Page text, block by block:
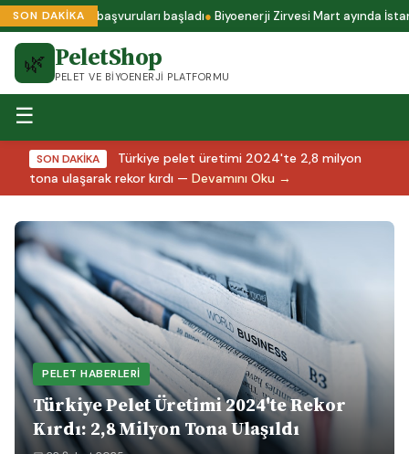
SON DAKİKA
A1 sertifika başvuruları başladı Biyoenerji Zirvesi Mart ayında
🌿 PeletShop
PELET VE BIYOENERJI PLATFORMU
☰
SON DAKİKA
Türkiye pelet üretimi 2024'te 2,8 milyon
tona ulaşarak rekor kırdı — Devamını Oku →
PELET HABERLERI
Türkiye Pelet Üretimi 2024'te Rekor
Kırdı: 2,8 Milyon Tona Ulaşıldı